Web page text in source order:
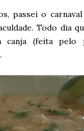
passei o
Todo dia
canja (feita pelo